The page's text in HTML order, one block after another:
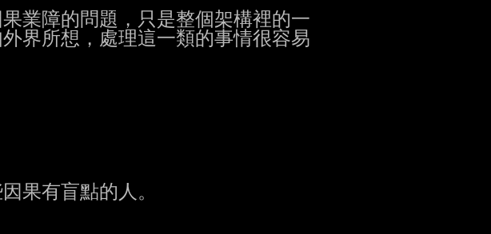
業障的問題，只是整個架構裡的一
界所想，處理這一類的事情很容易
果有盲點的人。